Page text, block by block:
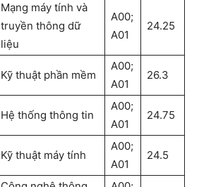
Mạng máy tính và
truyền thông dữ
liệu
A00;
A01
24.25
Kỹ thuật phần mềm
A00;
A01
26.3
Hệ thống thông tin
A00;
A01
24.75
Kỹ thuật máy tính
A00;
A01
24.5